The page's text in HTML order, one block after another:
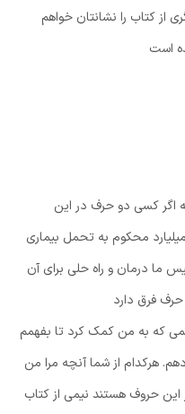
کتاب را نشانتان خواهم
است
اگر کسی دو حرف در این
محکوم به تحمل بیماری
ما درمان و راه حلی برای آن
فرق دارد
که به من کمک کرد تا بفهمم
هرکدام از شما آنچه مرا من
این حروف هستند نیمی از کتاب